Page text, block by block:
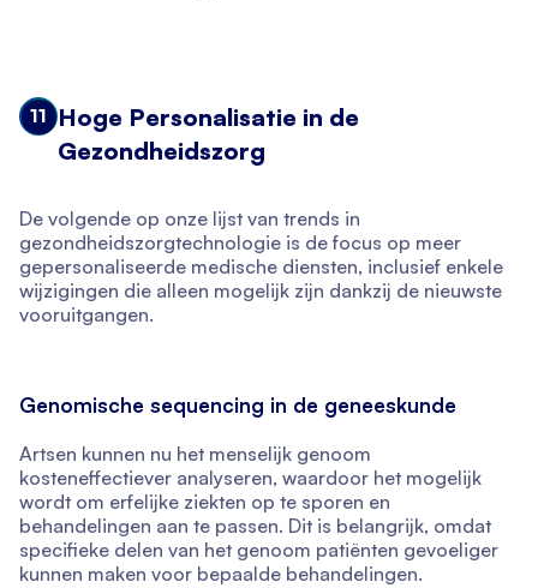
11
Hoge Personalisatie in de
Gezondheidszorg
De volgende op onze lijst van trends in
gezondheidszorgtechnologie is de focus op meer
gepersonaliseerde medische diensten, inclusief enkele
wijzigingen die alleen mogelijk zijn dankzij de nieuwste
vooruitgangen.
Genomische sequencing in de geneeskunde
Artsen kunnen nu het menselijk genoom
kosteneffectiever analyseren, waardoor het mogelijk
wordt om erfelijke ziekten op te sporen en
behandelingen aan te passen. Dit is belangrijk, omdat
specifieke delen van het genoom patiënten gevoeliger
kunnen maken voor bepaalde behandelingen.